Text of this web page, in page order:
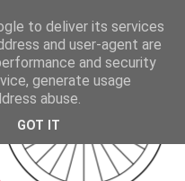
to deliver its services
and user-agent are
and security
generate usage
abuse.
GOT IT